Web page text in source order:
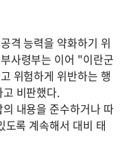
격 능력을 약화하기 위
사령부는 이어 "이란군
위험하게 위반하는 행
비판했다.
내용을 준수하거나 따
도록 계속해서 대비 태